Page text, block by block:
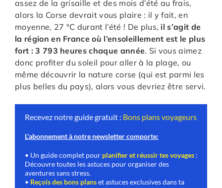
assez de la grisaille et des mois d’été au frais,
alors la Corse devrait vous plaire : il y fait, en
moyenne, 27 °C durant l’été ! De plus, il s’agit de
la région en France où l’ensoleillement est le plus
fort : 3 793 heures chaque année. Si vous aimez
donc profiter du soleil pour aller à la plage, ou
même découvrir la nature corse (qui est parmi les
plus belles du pays), alors vous devriez être servi.